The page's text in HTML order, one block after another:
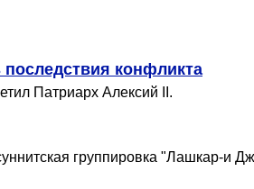
конфликта
Патриарх Алексий II.
группировка "Лашкар-и